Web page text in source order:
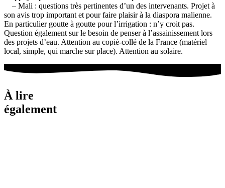
– Mali : questions très pertinentes d’un des intervenants. Projet à
son avis trop important et pour faire plaisir à la diaspora malienne.
En particulier goutte à goutte pour l’irrigation : n’y croit pas.
Question également sur le besoin de penser à l’assainissement lors
des projets d’eau. Attention au copié-collé de la France (matériel
local, simple, qui marche sur place). Attention au solaire.
À lire
également